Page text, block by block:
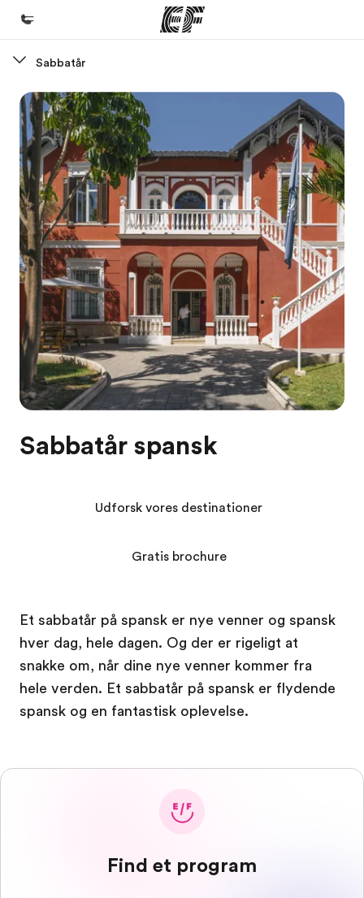
Velkommen til EF
Programmer
Se alt hvad vi gør
Kontorer
Find et kontor nær dig
Om os
Hvem er vi?
Karriere
Bliv en del af holdet
Sabbatår
Sabbatår spansk
Et sabbatår på spansk er nye venner og spansk
hver dag, hele dagen. Og der er rigeligt at
snakke om, når dine nye venner kommer fra
hele verden. Et sabbatår på spansk er flydende
spansk og en fantastisk oplevelse.
Udforsk vores destinationer
Gratis brochure
Find et program